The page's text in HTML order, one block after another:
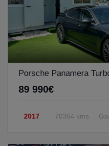
Porsche Panamera
89 990€
2017 70364 kms